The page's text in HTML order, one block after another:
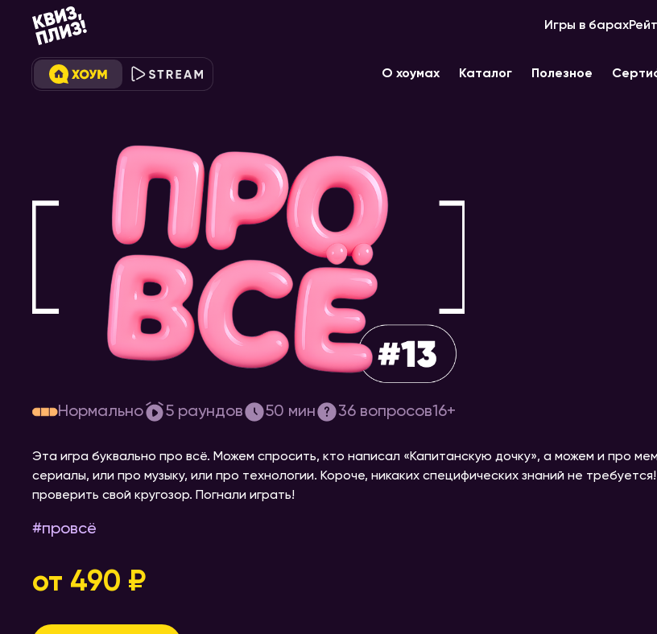
Игры в барах
О хоумах Каталог Полезное
[про всё] #13
Нормально 5 раундов 50 мин 36 вопросов16+
Эта игра буквально про всё. Можем спросить, кто написал «Капитанскую дочку», а можем и про
сериалы, или про музыку, или про технологии. Короче, никаких специфических знаний не
проверить свой кругозор. Погнали играть!
#провсё
от 490 ₽